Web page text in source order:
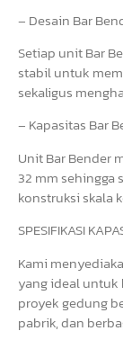
– Desain Bar
Setiap unit Bar
stabil untuk
sekaligus
– Kapasitas Bar
Unit Bar Bender
32 mm sehingga
konstruksi skala
SPESIFIKASI
Kami
yang ideal untuk
proyek gedung
pabrik, dan